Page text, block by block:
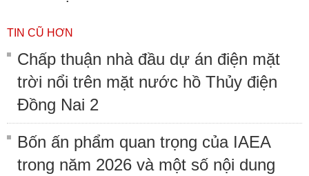
TIN CŨ HƠN
Chấp thuận nhà đầu dự án điện mặt
trời nổi trên mặt nước hồ Thủy điện
Đồng Nai 2
Bốn ấn phẩm quan trọng của IAEA
trong năm 2026 và một số nội dung